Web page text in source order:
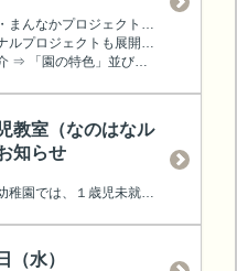
ト』、『わくわくの森プロジェクト』など
ロジェクトも展開中です。
びに「だいにニュース」をご覧ください♪
教室（なのはなル
知らせ
就園児教室（なのはなルーム）を実施します♪
（水）